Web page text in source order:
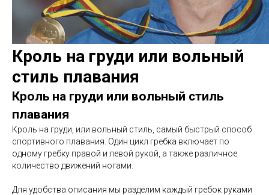
Кроль на груди или вольный
стиль плавания
Кроль на груди или вольный стиль
плавания
Кроль на груди, или вольный стиль, самый быстрый способ
спортивного плавания. Один цикл гребка включает по
одному гребку правой и левой рукой, а также различное
количество движений ногами.
Для удобства описания мы разделим каждый гребок руками